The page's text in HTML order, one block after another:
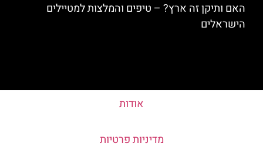
האם ותיקן זה ארץ? – טיפים והמלצות למטיילים
הישראלים
אודות
מדיניות פרטיות